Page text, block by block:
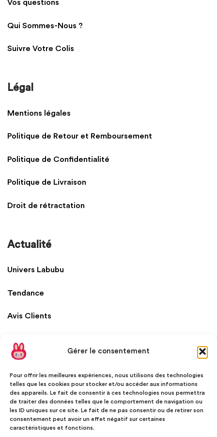
Gérer le consentement
Pour offrir les meilleures expériences, nous utilisons des technologies
telles que les cookies pour stocker et/ou accéder aux informations
des appareils. Le fait de consentir à ces technologies nous permettra
de traiter des données telles que le comportement de navigation ou
les ID uniques sur ce site. Le fait de ne pas consentir ou de retirer son
consentement peut avoir un effet négatif sur certaines
caractéristiques et fonctions.
Vos questions
Qui Sommes-Nous ?
Suivre Votre Colis
Légal
Mentions légales
Politique de Retour et Remboursement
Politique de Confidentialité
Politique de Livraison
Droit de rétractation
Actualité
Univers Labubu
Tendance
Avis Clients
PAIEMENT SÉCURISÉ